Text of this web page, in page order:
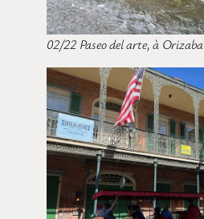
02/22 Paseo del arte, à Orizaba